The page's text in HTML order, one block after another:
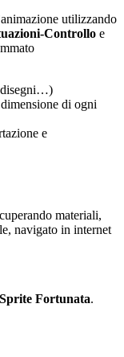
utilizzando
Controllo e
disegni…)
di ogni
e
materiali,
navigato in internet
Fortunata.